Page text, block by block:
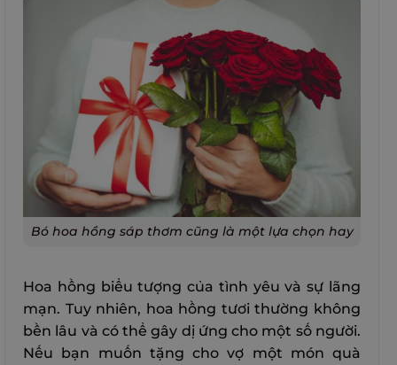
Bó hoa hồng sáp thơm cũng là một lựa chọn hay
Hoa hồng biểu tượng của tình yêu và sự lãng
mạn. Tuy nhiên, hoa hồng tươi thường không
bền lâu và có thể gây dị ứng cho một số người.
Nếu bạn muốn tặng cho vợ một món quà